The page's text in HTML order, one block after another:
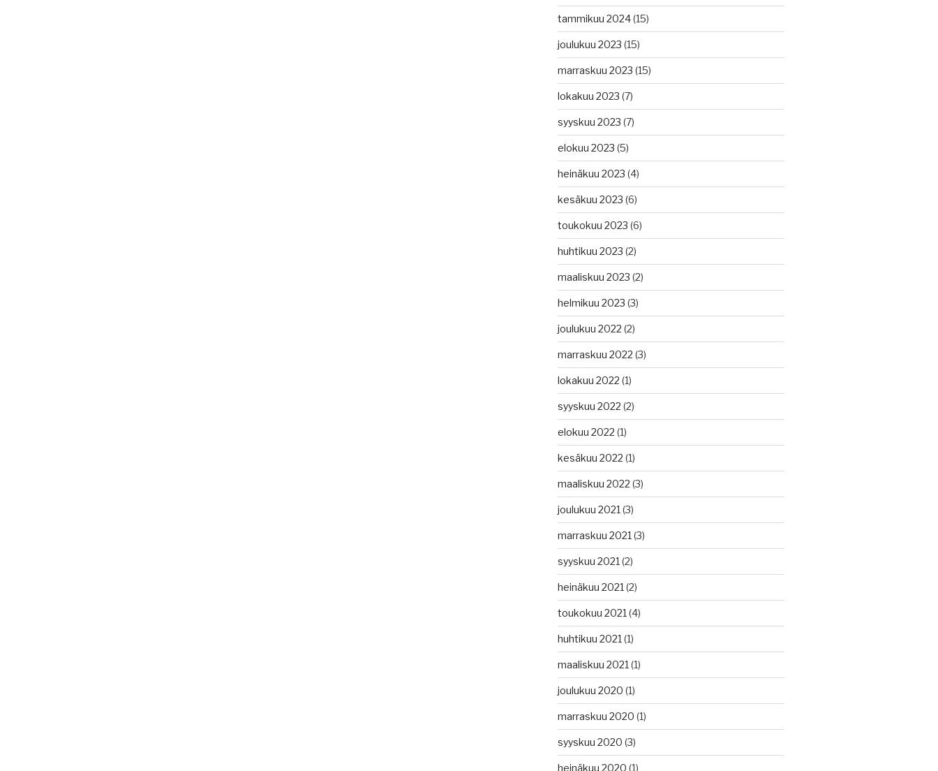
tammikuu 2024(15)
joulukuu 2023 (15)
marraskuu 2023 (15)
lokakuu 2023 (7)
syyskuu 2023 (7)
elokuu 2023 (5)
heinäkuu 2023 (4)
kesäkuu 2023 (6)
toukokuu 2023 (6)
huhtikuu 2023 (2)
maaliskuu 2023 (2)
helmikuu 2023 (3)
joulukuu 2022 (2)
marraskuu 2022 (3)
lokakuu 2022 (1)
syyskuu 2022 (2)
elokuu 2022 (1)
kesäkuu 2022 (1)
maaliskuu 2022 (3)
joulukuu 2021 (3)
marraskuu 2021 (3)
syyskuu 2021 (2)
heinäkuu 2021 (2)
toukokuu 2021 (4)
huhtikuu 2021 (1)
maaliskuu 2021 (1)
joulukuu 2020 (1)
marraskuu 2020 (1)
syyskuu 2020 (3)
heinäkuu 2020 (1)